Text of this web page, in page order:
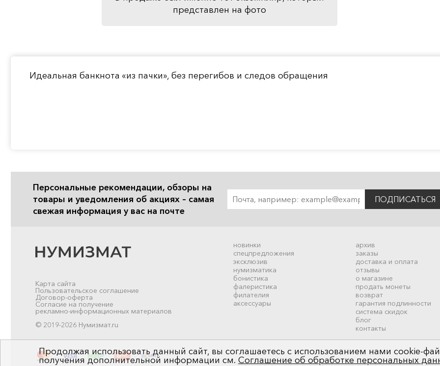
представлен на фото
Идеальная банкнота «из пачки», без перегибов и следов обращения
Персональные рекомендации, обзоры на
товары и уведомления об акциях – самая
свежая информация у вас на почте
ПОДПИСАТЬСЯ
новинки
спецпредложения
эксклюзив
нумизматика
бонистика
фалеристика
филателия
аксессуары
архив
заказы
доставка и оплата
отзывы
о магазине
продать монеты
возврат
гарантия подлинности
система скидок
блог
контакты
Карта сайта
Пользовательское соглашение
Договор-оферта
Согласие на получение
рекламно-информационных материалов
© 2019-2026 Нумизмат.ru
Продолжая использовать данный сайт, вы соглашаетесь с использованием нами cookie-
получения дополнительной информации см. Соглашение об обработке персональных